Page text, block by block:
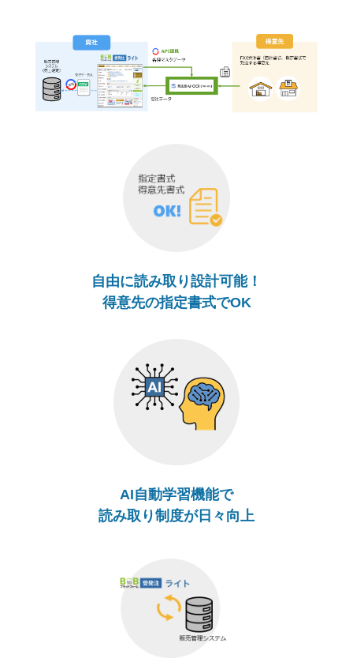
自由に読み取り設計可能！
得意先の指定書式でOK
AI自動学習機能で
読み取り制度が日々向上